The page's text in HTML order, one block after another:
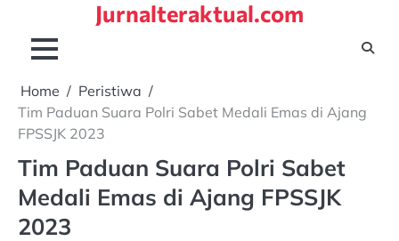
content
Jurnalteraktual.com
Home
Peristiwa
Tim Paduan Suara Polri Sabet Medali Emas di Ajang
FPSSJK 2023
Tim Paduan Suara Polri Sabet
Medali Emas di Ajang FPSSJK
2023